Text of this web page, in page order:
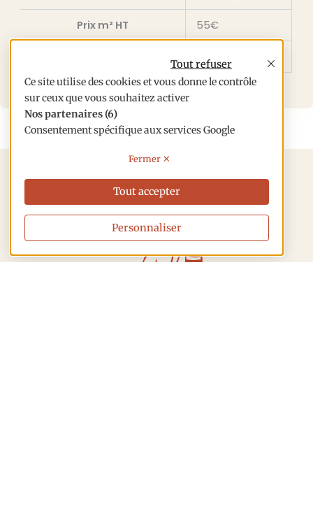
Ce site utilise des cookies et vous donne le contrôle
sur ceux que vous souhaitez activer
Nos partenaires(6)
Consentement spécifique aux services Google
Tout accepter
Tout refuser
Personnaliser
X
Prix m² HT 55€
66€